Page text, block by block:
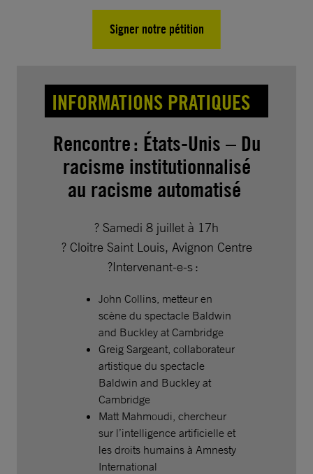
Signer notre pétition
INFORMATIONS PRATIQUES
Rencontre : États-Unis – Du
racisme institutionnalisé
au racisme automatisé
? Samedi 8 juillet à 17h
? Cloitre Saint Louis, Avignon Centre
?️Intervenant-e-s :
John Collins, metteur en
scène du spectacle Baldwin
and Buckley at Cambridge
Greig Sargeant, collaborateur
artistique du spectacle
Baldwin and Buckley at
Cambridge
Matt Mahmoudi, chercheur
sur l’intelligence artificielle et
les droits humains à Amnesty
International